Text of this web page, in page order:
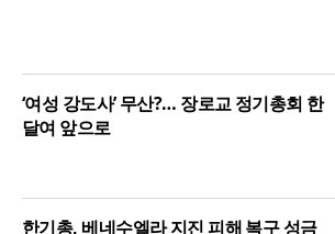
‘여성 강도사’ 무산?… 장로교 정기총회 한
달여 앞으로
한기총, 베네수엘라 지진 피해 복구 성금